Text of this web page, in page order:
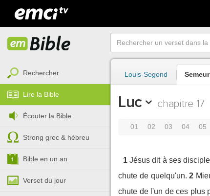
Rechercher
Lire la Bible
Écouter la Bible
Strong grec & hébreu
Bible en un an
Verset du jour
Louis-Segond Semeur
Luc chapitre 17
01 02 03 04 05
1 Jésus dit à ses
chute de quelqu'un. 2
chute de l'un de ces plus